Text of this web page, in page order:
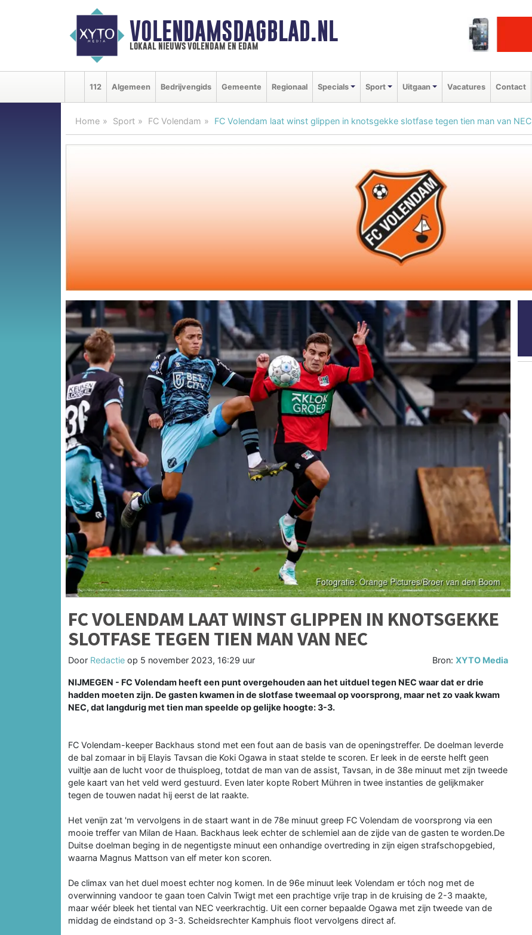
VOLENDAMSDAGBLAD.NL
lokaal nieuws volendam en edam
112 Algemeen Bedrijvengids Gemeente Regionaal Specials Sport Uitgaan Vacatures Contact
Home Sport FC Volendam FC Volendam laat winst glippen in knotsgekke slotfase tegen tien man van NEC
FC VOLENDAM LAAT WINST GLIPPEN IN KNOTSGEKKE
SLOTFASE TEGEN TIEN MAN VAN NEC
Door Redactie op 5 november 2023, 16:29 uur Bron:XYTO Media
NIJMEGEN - FC Volendam heeft een punt overgehouden aan het uitduel tegen NEC waar dat er drie
hadden moeten zijn. De gasten kwamen in de slotfase tweemaal op voorsprong, maar net zo vaak kwam
NEC, dat langdurig met tien man speelde op gelijke hoogte: 3-3.
FC Volendam-keeper Backhaus stond met een fout aan de basis van de openingstreffer. De doelman leverde
de bal zomaar in bij Elayis Tavsan die Koki Ogawa in staat stelde te scoren. Er leek in de eerste helft geen
vuiltje aan de lucht voor de thuisploeg, totdat de man van de assist, Tavsan, in de 38e minuut met zijn tweede
gele kaart van het veld werd gestuurd. Even later kopte Robert Mühren in twee instanties de gelijkmaker
tegen de touwen nadat hij eerst de lat raakte.
Het venijn zat 'm vervolgens in de staart want in de 78e minuut greep FC Volendam de voorsprong via een
mooie treffer van Milan de Haan. Backhaus leek echter de schlemiel aan de zijde van de gasten te worden.De
Duitse doelman beging in de negentigste minuut een onhandige overtreding in zijn eigen strafschopgebied,
waarna Magnus Mattson van elf meter kon scoren.
De climax van het duel moest echter nog komen. In de 96e minuut leek Volendam er tóch nog met de
overwinning vandoor te gaan toen Calvin Twigt met een prachtige vrije trap in de kruising de 2-3 maakte,
maar wéér bleek het tiental van NEC veerkrachtig. Uit een corner bepaalde Ogawa met zijn tweede van de
middag de eindstand op 3-3. Scheidsrechter Kamphuis floot vervolgens direct af.